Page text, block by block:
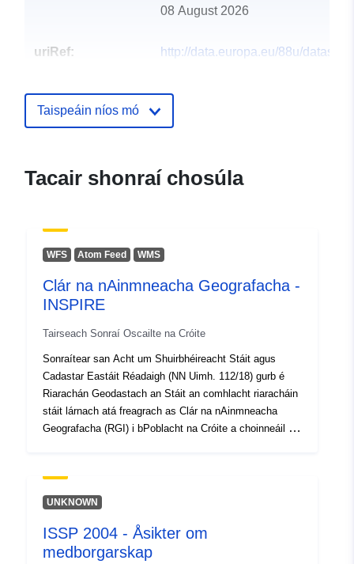
08 August 2026
uriRef:
http://data.europa.eu/88u/dataset/
Taispeáin níos mó
Tacair shonraí chosúla
WFS Atom Feed WMS
Clár na nAinmneacha Geografacha -
INSPIRE
Tairseach Sonraí Oscailte na Cróite
Sonraítear san Acht um Shuirbhéireacht Stáit agus
Cadastar Eastáit Réadaigh (NN Uimh. 112/18) gurb é
Riarachán Geodastach an Stáit an comhlacht riaracháin
stáit lárnach atá freagrach as Clár na nAinmneacha
Geografacha (RGI) i bPoblacht na Cróite a choinneáil ar
na Rialacha maidir le Clár na nAinmneacha Geografacha
(OG 59/20). Is bunachar sonraí ar líne é RGI ina
gcríoch Phoblacht na Cróite a thaifeadadh agus a
chothabháil. Is é an bonn oifigiúil é chun sonraí spáis
UNKNOWN
ISSP 2004 - Åsikter om
medborgarskap